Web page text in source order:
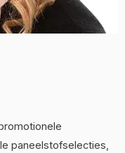
paneelstofselecties,